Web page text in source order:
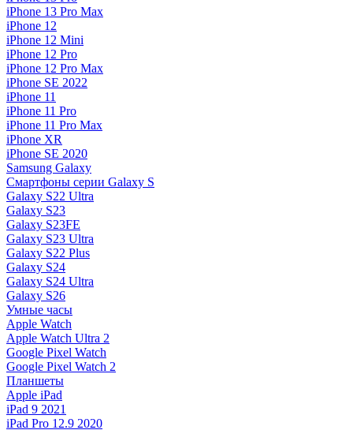
iPhone 13 Pro Max
iPhone 12
iPhone 12 Mini
iPhone 12 Pro
iPhone 12 Pro Max
iPhone SE 2022
iPhone 11
iPhone 11 Pro
iPhone 11 Pro Max
iPhone XR
iPhone SE 2020
Samsung Galaxy
Смартфоны серии Galaxy S
Galaxy S22 Ultra
Galaxy S23
Galaxy S23FE
Galaxy S23 Ultra
Galaxy S22 Plus
Galaxy S24
Galaxy S24 Ultra
Galaxy S26
Умные часы
Apple Watch
Apple Watch Ultra 2
Google Pixel Watch
Google Pixel Watch 2
Планшеты
Apple iPad
iPad 9 2021
iPad Pro 12.9 2020